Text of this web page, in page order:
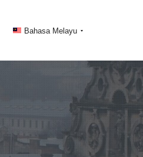
Bahasa Melayu